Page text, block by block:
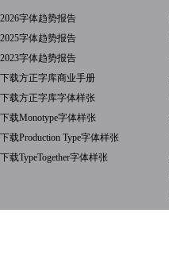
2026字体趋势报告
2025字体趋势报告
2023字体趋势报告
下载方正字库商业手册
下载方正字库字体样张
下载Monotype字体样张
下载Production Type字体样张
下载TypeTogether字体样张